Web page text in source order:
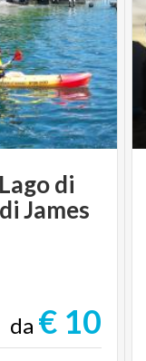
di
James
da € 10